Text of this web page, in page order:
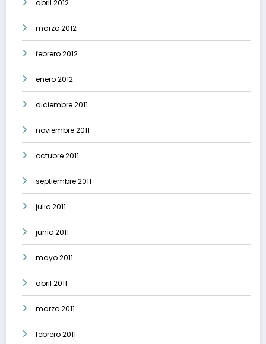
abril 2012
marzo 2012
febrero 2012
enero 2012
diciembre 2011
noviembre 2011
octubre 2011
septiembre 2011
julio 2011
junio 2011
mayo 2011
abril 2011
marzo 2011
febrero 2011